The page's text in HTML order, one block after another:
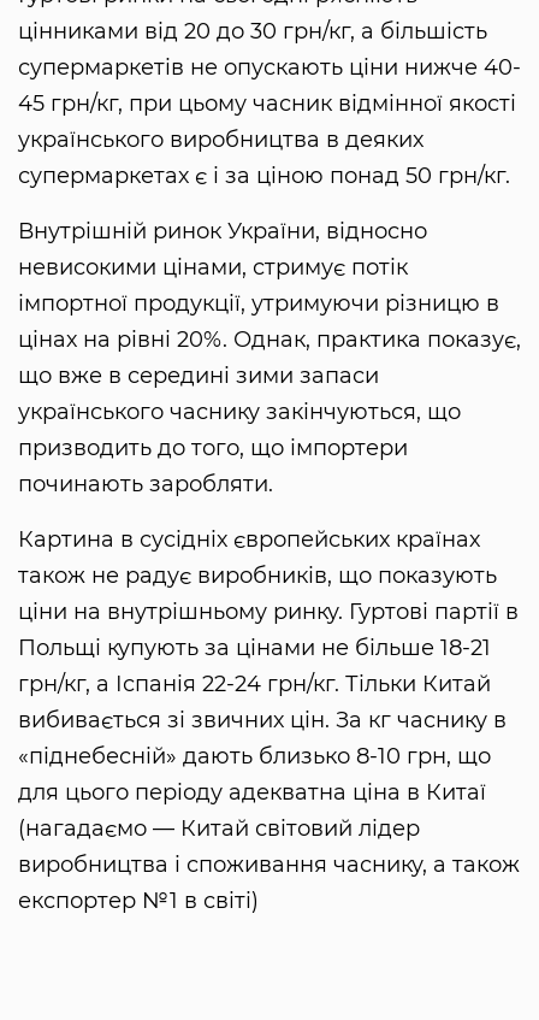
цінниками від 20 до 30 грн/кг, а більшість
супермаркетів не опускають ціни нижче 40-
45 грн/кг, при цьому часник відмінної якості
українського виробництва в деяких
супермаркетах є і за ціною понад 50 грн/кг.
Внутрішній ринок України, відносно
невисокими цінами, стримує потік
імпортної продукції, утримуючи різницю в
цінах на рівні 20%. Однак, практика показує,
що вже в середині зими запаси
українського часнику закінчуються, що
призводить до того, що імпортери
починають заробляти.
Картина в сусідніх європейських країнах
також не радує виробників, що показують
ціни на внутрішньому ринку. Гуртові партії в
Польщі купують за цінами не більше 18-21
грн/кг, а Іспанія 22-24 грн/кг. Тільки Китай
вибивається зі звичних цін. За кг часнику в
«піднебесній» дають близько 8-10 грн, що
для цього періоду адекватна ціна в Китаї
(нагадаємо — Китай світовий лідер
виробництва і споживання часнику, а також
експортер №1 в світі)